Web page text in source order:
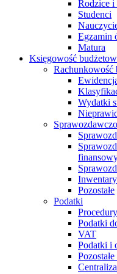
Rodzice
Studenci
Egzamin
Matura
Księgowość
Rachunkowość
Wydatki
Pozostałe
Podatki
Podatki
VAT
Podatki i